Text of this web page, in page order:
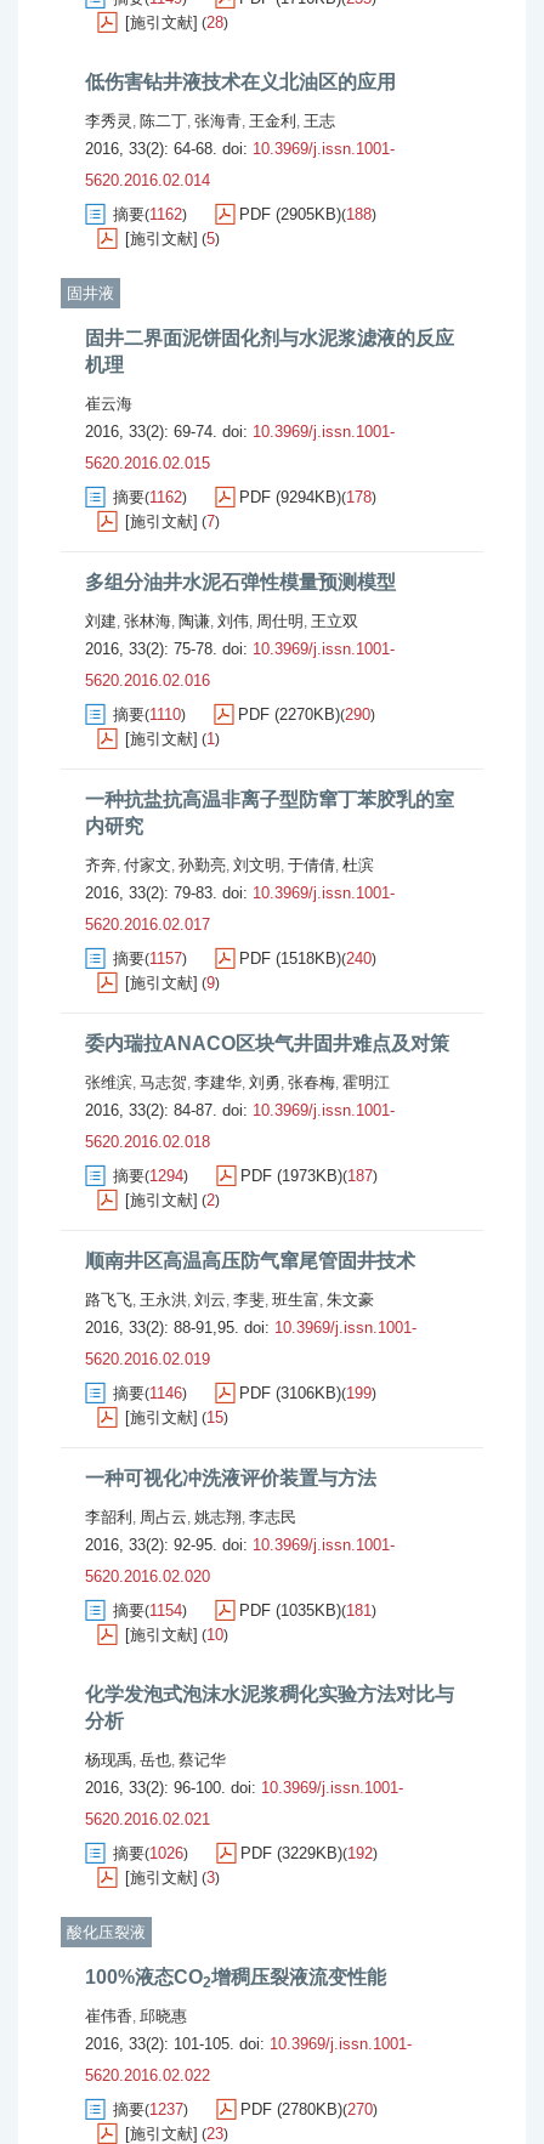
[施引文献] (28)
低伤害钻井液技术在义北油区的应用
李秀灵 , 陈二丁, 张海青, 王金利 , 王志
2016, 33(2): 64-68. doi: 10.3969/j.issn.1001-
5620.2016.02.014
摘要(1162) PDF (2905KB)(188)
[施引文献] (5)
固井液
固井二界面泥饼固化剂与水泥浆滤液的反应
机理
崔云海
2016, 33(2): 69-74. doi: 10.3969/j.issn.1001-
5620.2016.02.015
摘要(1162) PDF (9294KB)(178)
[施引文献] (7)
多组分油井水泥石弹性模量预测模型
刘建, 张林海, 陶谦, 刘伟, 周仕明 , 王立双
2016, 33(2): 75-78. doi: 10.3969/j.issn.1001-
5620.2016.02.016
摘要(1110) PDF (2270KB)(290)
[施引文献] (1)
一种抗盐抗高温非离子型防窜丁苯胶乳的室
内研究
齐奔, 付家文, 孙勤亮, 刘文明 , 于倩倩, 杜滨
2016, 33(2): 79-83. doi: 10.3969/j.issn.1001-
5620.2016.02.017
摘要(1157) PDF (1518KB)(240)
[施引文献] (9)
委内瑞拉ANACO区块气井固井难点及对策
张维滨, 马志贺, 李建华, 刘勇, 张春梅, 霍明江
2016, 33(2): 84-87. doi: 10.3969/j.issn.1001-
5620.2016.02.018
摘要(1294) PDF (1973KB)(187)
[施引文献] (2)
顺南井区高温高压防气窜尾管固井技术
路飞飞, 王永洪, 刘云, 李斐, 班生富, 朱文豪
2016, 33(2): 88-91,95. doi: 10.3969/j.issn.1001-
5620.2016.02.019
摘要(1146) PDF (3106KB)(199)
[施引文献] (15)
一种可视化冲洗液评价装置与方法
李韶利 , 周占云, 姚志翔, 李志民
2016, 33(2): 92-95. doi: 10.3969/j.issn.1001-
5620.2016.02.020
摘要(1154) PDF (1035KB)(181)
[施引文献] (10)
化学发泡式泡沫水泥浆稠化实验方法对比与
分析
杨现禹, 岳也, 蔡记华
2016, 33(2): 96-100. doi: 10.3969/j.issn.1001-
5620.2016.02.021
摘要(1026) PDF (3229KB)(192)
[施引文献] (3)
酸化压裂液
100%液态CO2增稠压裂液流变性能
崔伟香, 邱晓惠
2016, 33(2): 101-105. doi: 10.3969/j.issn.1001-
5620.2016.02.022
摘要(1237) PDF (2780KB)(270)
[施引文献] (23)